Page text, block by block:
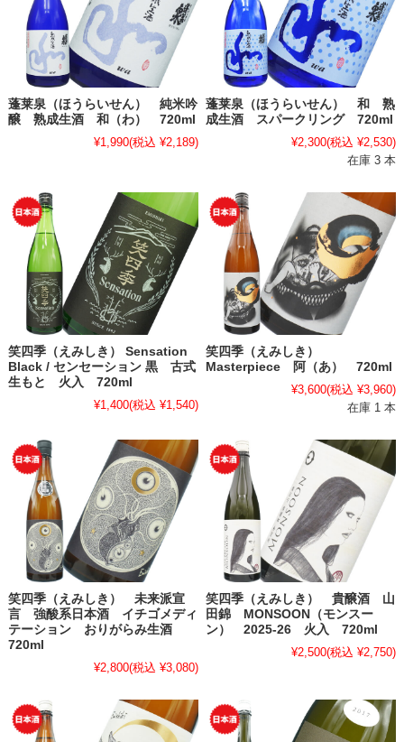
蓬莱泉（ほうらいせん） 純米吟
醸 熟成生酒 和（わ） 720ml
¥1,990(税込 ¥2,189)
蓬莱泉（ほうらいせん） 和 熟
成生酒 スパークリング 720ml
¥2,300(税込 ¥2,530)
在庫 3 本
笑四季（えみしき） Sensation
Black / センセーション 黒 古式
生もと 火入 720ml
¥1,400(税込 ¥1,540)
笑四季（えみしき）
Masterpiece 阿（あ） 720ml
¥3,600(税込 ¥3,960)
在庫 1 本
笑四季（えみしき） 未来派宣
言 強酸系日本酒 イチゴメディ
テーション おりがらみ生酒
720ml
¥2,800(税込 ¥3,080)
笑四季（えみしき） 貴醸酒 山
田錦 MONSOON（モンスー
ン） 2025-26 火入 720ml
¥2,500(税込 ¥2,750)